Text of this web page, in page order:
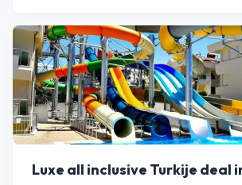
Luxe all inclusive Turkije deal